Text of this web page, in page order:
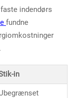
indendørs
fundne
in